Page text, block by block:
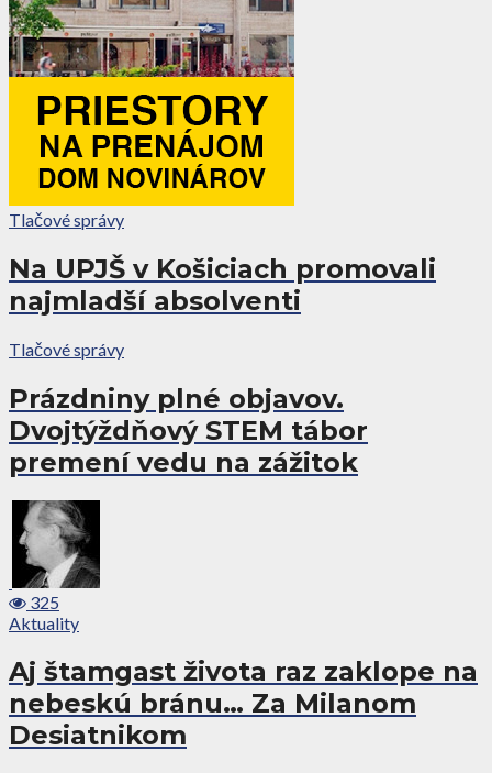
Tlačové správy
Na UPJŠ v Košiciach promovali
najmladší absolventi
Tlačové správy
Prázdniny plné objavov.
Dvojtýždňový STEM tábor
premení vedu na zážitok
325
Aktuality
Aj štamgast života raz zaklope na
nebeskú bránu… Za Milanom
Desiatnikom